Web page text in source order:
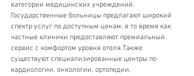
категории медицинских учреждений.
Государственные больницы предлагают широкий
спектр услуг по доступным ценам, в то время как
частные клиники предоставляют премиальный
сервис с комфортом уровня отеля.Также
существуют специализированные центры по
кардиологии, онкологии, ортопедии,